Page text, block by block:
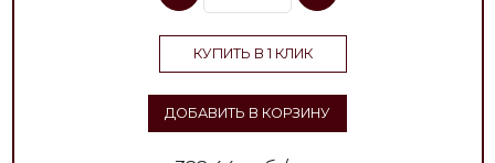
КУПИТЬ В 1 КЛИК
ДОБАВИТЬ В КОРЗИНУ